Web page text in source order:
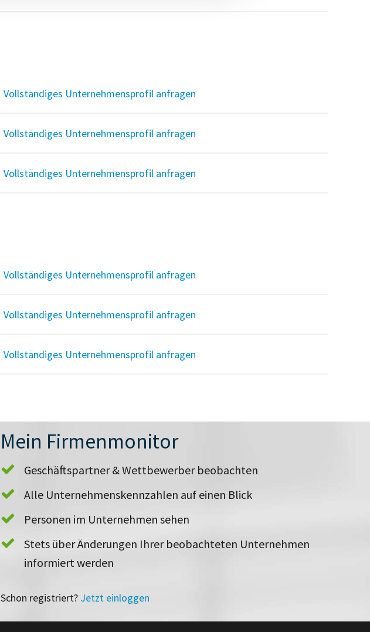
Vollständiges Unternehmensprofil anfragen
Vollständiges Unternehmensprofil anfragen
Vollständiges Unternehmensprofil anfragen
Vollständiges Unternehmensprofil anfragen
Vollständiges Unternehmensprofil anfragen
Vollständiges Unternehmensprofil anfragen
Mein Firmenmonitor
Geschäftspartner & Wettbewerber beobachten
Alle Unternehmenskennzahlen auf einen Blick
Personen im Unternehmen sehen
Stets über Änderungen Ihrer beobachteten Unternehmen
informiert werden
Schon registriert? Jetzt einloggen